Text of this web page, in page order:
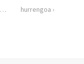
…
hurrengoa ›